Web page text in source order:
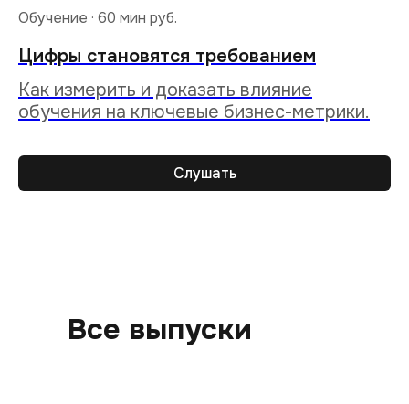
Обучение · 60 мин руб.
Цифры становятся требованием
Как измерить и доказать влияние
обучения на ключевые бизнес-метрики.
Слушать
Все выпуски